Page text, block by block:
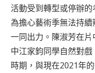
活動受到轉型或停辦
為擔心藝術季無法持
一同出力。陳淑芳在
中江家鈞同學自然對
時期，與現在2021年